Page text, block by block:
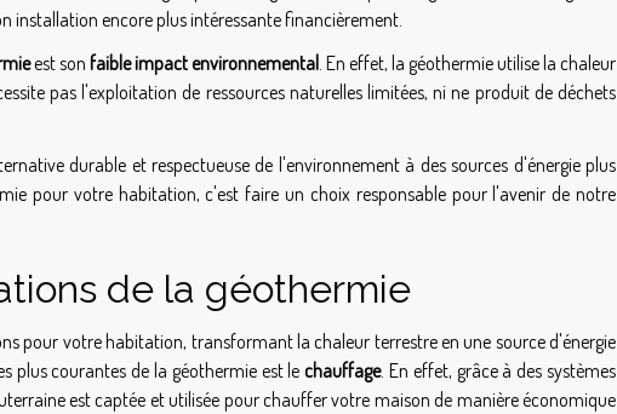
installation encore plus intéressante financièrement.
est son faible impact environnemental . En effet, la géothermie utilise la chaleur
pas l'exploitation de ressources naturelles limitées, ni ne produit de déchets
durable et respectueuse de l'environnement à des sources d'énergie plus
pour votre habitation, c'est faire un choix responsable pour l'avenir de notre
de la géothermie
pour votre habitation, transformant la chaleur terrestre en une source d'énergie
plus courantes de la géothermie est lechauffage. En effet, grâce à des systèmes
est captée et utilisée pour chauffer votre maison de manière économique